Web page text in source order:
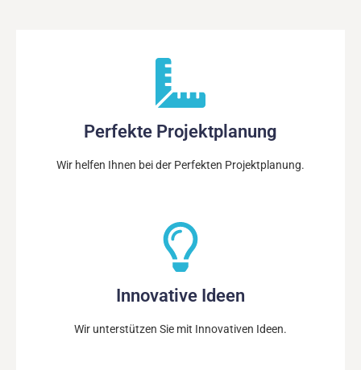
Perfekte Projektplanung
Wir helfen Ihnen bei der Perfekten Projektplanung.
Innovative Ideen
Wir unterstützen Sie mit Innovativen Ideen.